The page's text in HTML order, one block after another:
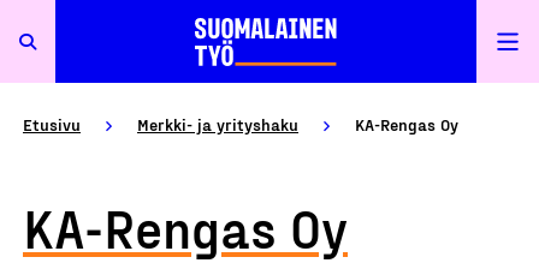
Etusivu Merkki- ja yrityshaku KA-Rengas Oy
KA-Rengas Oy